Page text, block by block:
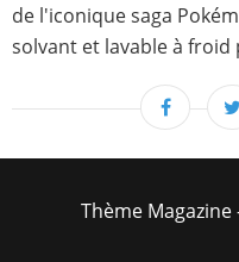
de l'iconique saga
solvant et lavable à froid
Thème